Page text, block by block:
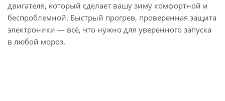
двигателя, который сделает вашу зиму комфортной и
беспроблемной. Быстрый прогрев, проверенная защита
электроники — всё, что нужно для уверенного запуска
в любой мороз.